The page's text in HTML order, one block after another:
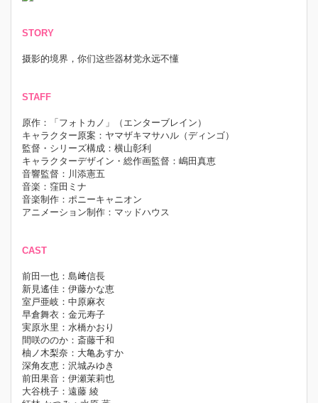
STORY
摄影的境界，你们这些器材党永远不懂
STAFF
原作：「フォトカノ」（エンターブレイン）
キャラクター原案：ヤマザキマサハル（ディンゴ）
監督・シリーズ構成：横山彰利
キャラクターデザイン・総作画監督：嶋田真恵
音響監督：川添憲五
音楽：窪田ミナ
音楽制作：ポニーキャニオン
アニメーション制作：マッドハウス
CAST
前田一也：島﨑信長
新見遙佳：伊藤かな恵
室戸亜岐：中原麻衣
早倉舞衣：金元寿子
実原氷里：水橋かおり
間咲ののか：斎藤千和
柚ノ木梨奈：大亀あすか
深角友恵：沢城みゆき
前田果音：伊瀬茉莉也
大谷桃子：遠藤 綾